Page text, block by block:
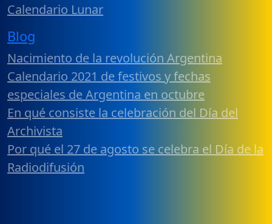
Calendario Lunar
Blog
Nacimiento de la revolución Argentina
Calendario 2021 de festivos y fechas
especiales de Argentina en octubre
En qué consiste la celebración del Día del
Archivista
Por qué el 27 de agosto se celebra el Día de la
Radiodifusión